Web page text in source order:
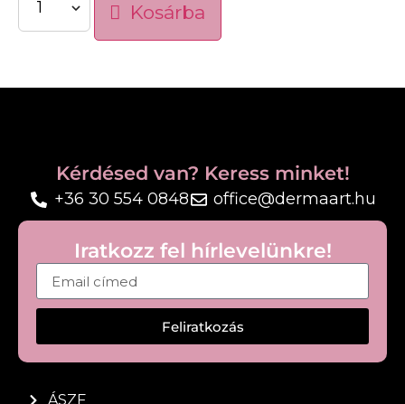
Láthatatlan finish
Gyors felvitel
Kosárba
Iratkozz fel hírlevelünkre!
Feliratkozás
Kérdésed van? Keress minket!
+36 30 554 0848 office@dermaart.hu
ÁSZF